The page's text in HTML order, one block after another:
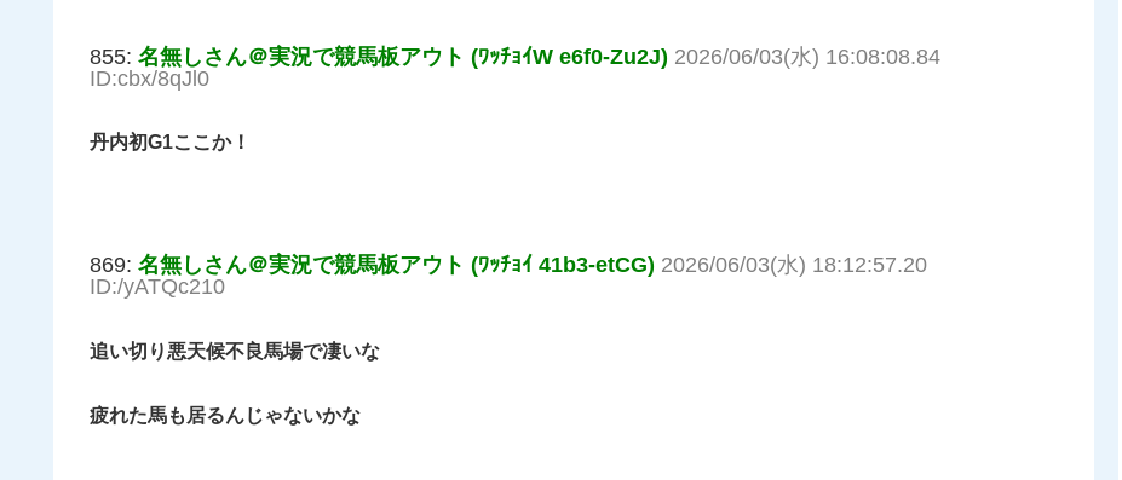
855: 名無しさん＠実況で競馬板アウト (ﾜｯﾁｮｲW e6f0-Zu2J) 2026/06/03(水) 16:08:08.84
ID:cbx/8qJl0
丹内初G1ここか！
869: 名無しさん＠実況で競馬板アウト (ﾜｯﾁｮｲ 41b3-etCG) 2026/06/03(水) 18:12:57.20
ID:/yATQc210
追い切り悪天候不良馬場で凄いな
疲れた馬も居るんじゃないかな